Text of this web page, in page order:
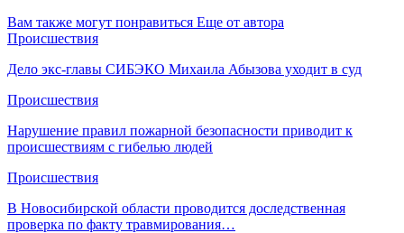
Вам также могут понравиться Еще от автора
Происшествия
Дело экс-главы СИБЭКО Михаила Абызова уходит в суд
Происшествия
Нарушение правил пожарной безопасности приводит к
происшествиям с гибелью людей
Происшествия
В Новосибирской области проводится доследственная
проверка по факту травмирования…